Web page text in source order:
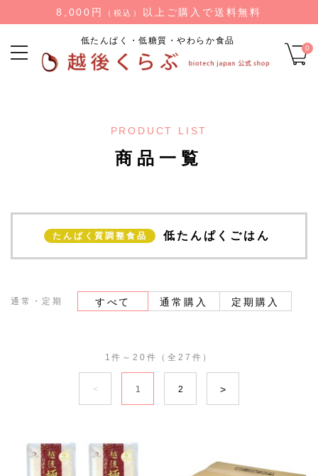
8,000円 （税込） 以上ご購入で送料無料
低たんぱく・低糖質・やわらか食品
0
PRODUCT LIST
商品一覧
たんぱく質調整食品 低たんぱくごはん
通常・定期 すべて 通常購入 定期購入
1件～20件（全27件）
1 2